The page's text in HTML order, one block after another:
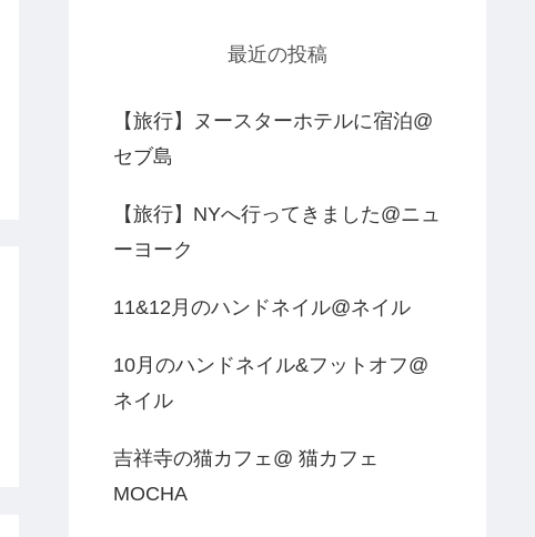
最近の投稿
【旅行】ヌースターホテルに宿泊@
セブ島
【旅行】NYへ行ってきました@ニュ
ーヨーク
11&12月のハンドネイル@ネイル
10月のハンドネイル&フットオフ@
ネイル
吉祥寺の猫カフェ@ 猫カフェ
MOCHA